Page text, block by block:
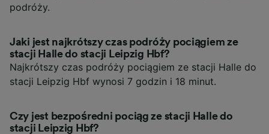
podróży.
Jaki jest najkrótszy czas podróży pociągiem ze
stacji Halle do stacji Leipzig Hbf?
Najkrótszy czas podróży pociągiem ze stacji Halle do
stacji Leipzig Hbf wynosi 7 godzin i 18 minut.
Czy jest bezpośredni pociąg ze stacji Halle do
stacji Leipzig Hbf?